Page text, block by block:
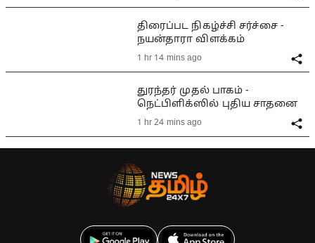
திரைப்பட நிகழ்ச்சி சர்ச்சை -
நயன்தாரா விளக்கம்
1 hr 14 mins ago
துரந்தர் முதல் பாகம் -
நெட்பிளிக்ஸில் புதிய சாதனை
1 hr 24 mins ago